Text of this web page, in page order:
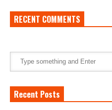
RECENT COMMENTS
Recent Posts